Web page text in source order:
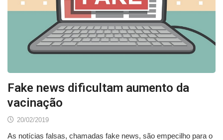
Fake news dificultam aumento da
vacinação
20/02/2019
As notícias falsas, chamadas fake news, são empecilho para o